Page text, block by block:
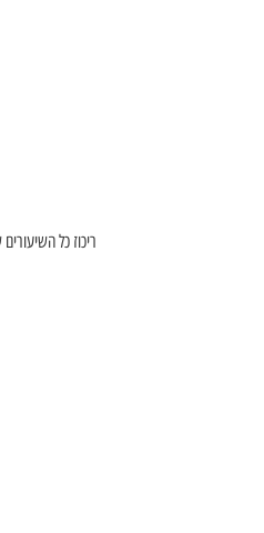
ריכוז כל